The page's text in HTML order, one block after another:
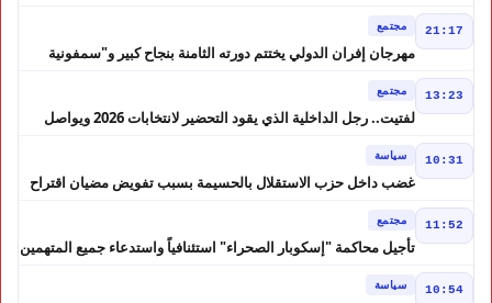
21:17 مجتمع
مهرجان إفران الدولي يختتم دورته الثامنة بنجاح كبير و"سمفونية
13:23 مجتمع
لفتيت.. رجل الداخلية الذي يقود التحضير لانتخابات 2026 ويواصل
10:31 سياسة
غضب داخل حزب الاستقلال بالحسيمة بسبب تفويض مضيان اقتراح
11:52 مجتمع
تأجيل محاكمة "إسكوبار الصحراء" استئنافياً واستدعاء جميع المتهمين
10:54 سياسة